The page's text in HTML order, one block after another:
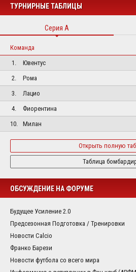
ТУРНИРНЫЕ ТАБЛИЦЫ
Серия А
Команда
1.
Ювентус
2.
Рома
3.
Лацио
4.
Фиорентина
10.
Милан
Открыть полную
Таблица
ОБСУЖДЕНИЕ НА ФОРУМЕ
Будущее Усиление 2.0
Предсезонная Подготовка / Тренировки
Новости Calcio
Франко Барези
Новости футбола со всего мира